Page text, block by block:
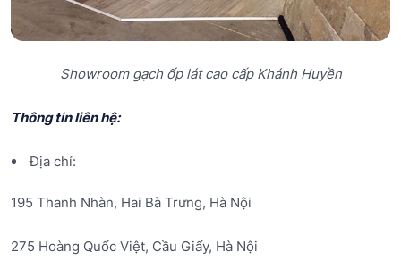
Showroom gạch ốp lát cao cấp Khánh Huyền
Thông tin liên hệ:
Địa chỉ:
195 Thanh Nhàn, Hai Bà Trưng, Hà Nội
275 Hoàng Quốc Việt, Cầu Giấy, Hà Nội